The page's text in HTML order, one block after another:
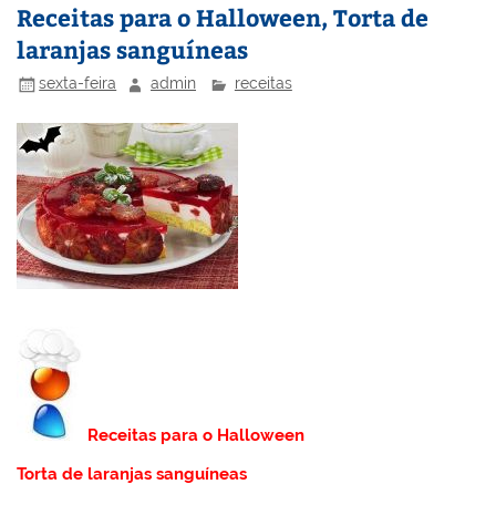
Receitas para o Halloween, Torta de
laranjas sanguíneas
sexta-feira admin receitas
Receitas para o Halloween
Torta de laranjas sanguíneas